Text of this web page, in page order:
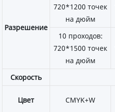
Разрешение
720*1200 точек
на дюйм
10 проходов:
720*1500 точек
на дюйм
Скорость
Цвет CMYK+W